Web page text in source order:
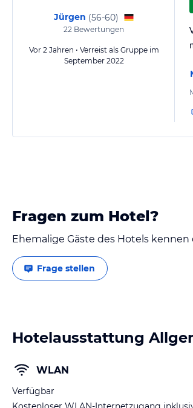
Jürgen (56-60)
22 Bewertungen
Vor 2 Jahren • Verreist als Gruppe im
September 2022
Fragen zum Hotel?
Ehemalige Gäste des Hotels
Frage stellen
Hotelausstattung
WLAN
Verfügbar